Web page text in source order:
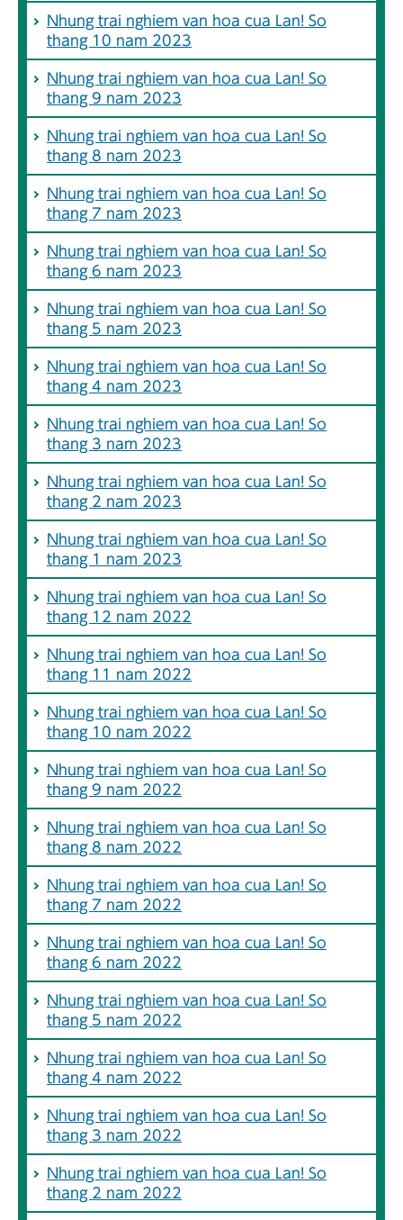
Nhung trai nghiem van hoa cua Lan! So
thang 10 nam 2023
Nhung trai nghiem van hoa cua Lan! So
thang 9 nam 2023
Nhung trai nghiem van hoa cua Lan! So
thang 8 nam 2023
Nhung trai nghiem van hoa cua Lan! So
thang 7 nam 2023
Nhung trai nghiem van hoa cua Lan! So
thang 6 nam 2023
Nhung trai nghiem van hoa cua Lan! So
thang 5 nam 2023
Nhung trai nghiem van hoa cua Lan! So
thang 4 nam 2023
Nhung trai nghiem van hoa cua Lan! So
thang 3 nam 2023
Nhung trai nghiem van hoa cua Lan! So
thang 2 nam 2023
Nhung trai nghiem van hoa cua Lan! So
thang 1 nam 2023
Nhung trai nghiem van hoa cua Lan! So
thang 12 nam 2022
Nhung trai nghiem van hoa cua Lan! So
thang 11 nam 2022
Nhung trai nghiem van hoa cua Lan! So
thang 10 nam 2022
Nhung trai nghiem van hoa cua Lan! So
thang 9 nam 2022
Nhung trai nghiem van hoa cua Lan! So
thang 8 nam 2022
Nhung trai nghiem van hoa cua Lan! So
thang 7 nam 2022
Nhung trai nghiem van hoa cua Lan! So
thang 6 nam 2022
Nhung trai nghiem van hoa cua Lan! So
thang 5 nam 2022
Nhung trai nghiem van hoa cua Lan! So
thang 4 nam 2022
Nhung trai nghiem van hoa cua Lan! So
thang 3 nam 2022
Nhung trai nghiem van hoa cua Lan! So
thang 2 nam 2022